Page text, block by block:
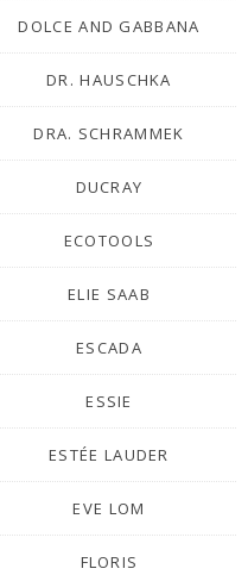
DOLCE AND GABBANA
DR. HAUSCHKA
DRA. SCHRAMMEK
DUCRAY
ECOTOOLS
ELIE SAAB
ESCADA
ESSIE
ESTÉE LAUDER
EVE LOM
FLORIS